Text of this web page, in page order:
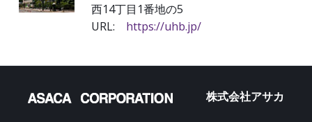
西14丁目1番地の5
URL: https://uhb.jp/
株式会社アサカ